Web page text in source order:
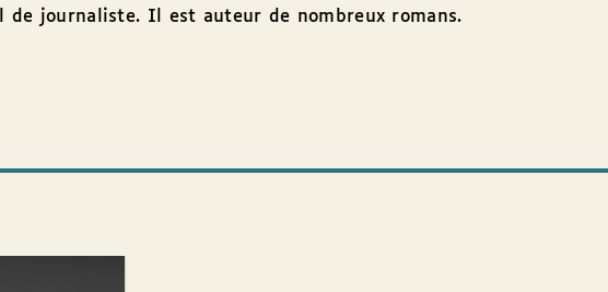
journaliste. Il est auteur de nombreux romans.